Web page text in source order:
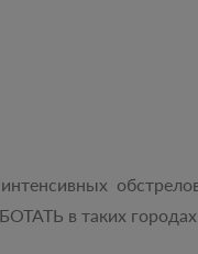
в таких